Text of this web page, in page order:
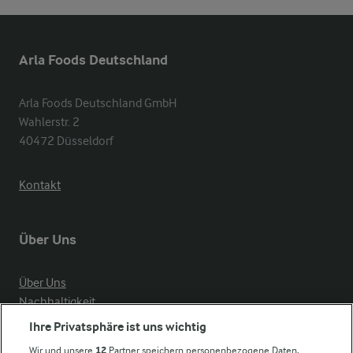
Arla Foods Deutschland
Arla Foods Deutschland GmbH
Wahlerstr. 2
40472 Düsseldorf
Kontakt
Über Uns
Über Uns
Nachhaltigkeit
Compliance
Ihre Privatsphäre ist uns wichtig
Wir und unsere 12 Partner speichern personenbezogene Daten,